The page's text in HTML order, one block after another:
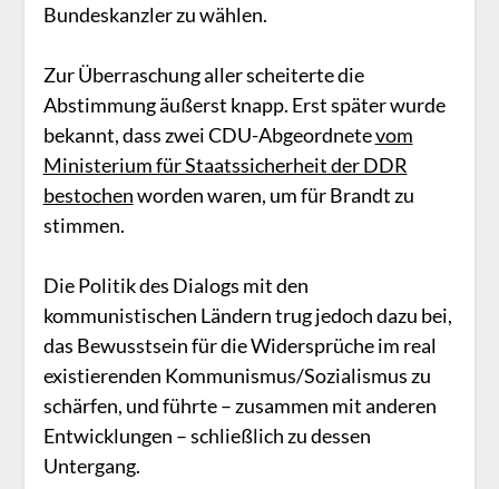
Bundeskanzler zu wählen.
Zur Überraschung aller scheiterte die
Abstimmung äußerst knapp. Erst später wurde
bekannt, dass zwei CDU-Abgeordnetevom
Ministerium für Staatssicherheit der DDR
bestochenworden waren, um für Brandt zu
stimmen.
Die Politik des Dialogs mit den
kommunistischen Ländern trug jedoch dazu bei,
das Bewusstsein für die Widersprüche im real
existierenden Kommunismus/Sozialismus zu
schärfen, und führte – zusammen mit anderen
Entwicklungen – schließlich zu dessen
Untergang.